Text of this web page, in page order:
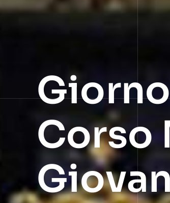
Corso